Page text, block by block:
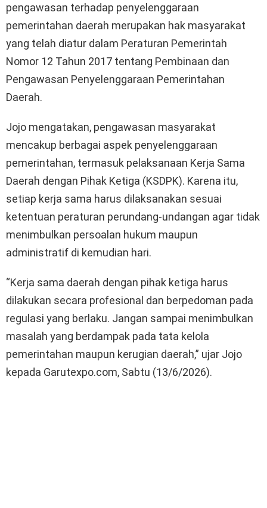
pengawasan terhadap penyelenggaraan
pemerintahan daerah merupakan hak masyarakat
yang telah diatur dalam Peraturan Pemerintah
Nomor 12 Tahun 2017 tentang Pembinaan dan
Pengawasan Penyelenggaraan Pemerintahan
Daerah.
Jojo mengatakan, pengawasan masyarakat
mencakup berbagai aspek penyelenggaraan
pemerintahan, termasuk pelaksanaan Kerja Sama
Daerah dengan Pihak Ketiga (KSDPK). Karena itu,
setiap kerja sama harus dilaksanakan sesuai
ketentuan peraturan perundang-undangan agar tidak
menimbulkan persoalan hukum maupun
administratif di kemudian hari.
“Kerja sama daerah dengan pihak ketiga harus
dilakukan secara profesional dan berpedoman pada
regulasi yang berlaku. Jangan sampai menimbulkan
masalah yang berdampak pada tata kelola
pemerintahan maupun kerugian daerah,” ujar Jojo
kepada Garutexpo.com, Sabtu (13/6/2026).